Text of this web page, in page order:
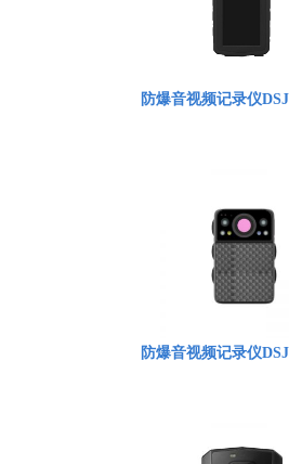
防爆音视频记录仪
防爆音视频记录仪